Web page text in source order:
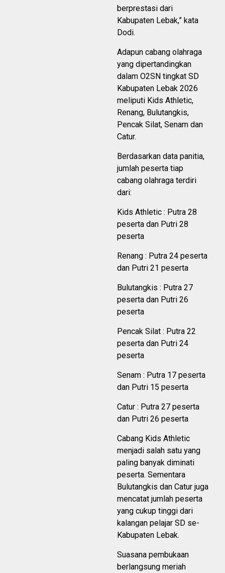
berprestasi dari
Kabupaten Lebak,” kata
Dodi.
Adapun cabang olahraga
yang dipertandingkan
dalam O2SN tingkat SD
Kabupaten Lebak 2026
meliputi Kids Athletic,
Renang, Bulutangkis,
Pencak Silat, Senam dan
Catur.
Berdasarkan data panitia,
jumlah peserta tiap
cabang olahraga terdiri
dari:
Kids Athletic : Putra 28
peserta dan Putri 28
peserta
Renang : Putra 24 peserta
dan Putri 21 peserta
Bulutangkis : Putra 27
peserta dan Putri 26
peserta
Pencak Silat : Putra 22
peserta dan Putri 24
peserta
Senam : Putra 17 peserta
dan Putri 15 peserta
Catur : Putra 27 peserta
dan Putri 26 peserta
Cabang Kids Athletic
menjadi salah satu yang
paling banyak diminati
peserta. Sementara
Bulutangkis dan Catur juga
mencatat jumlah peserta
yang cukup tinggi dari
kalangan pelajar SD se-
Kabupaten Lebak.
Suasana pembukaan
berlangsung meriah